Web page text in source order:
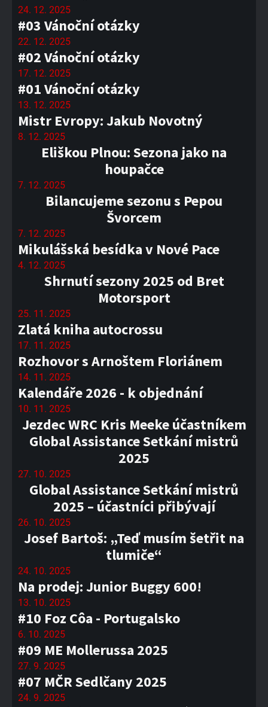
24. 12. 2025
#03 Vánoční otázky
22. 12. 2025
#02 Vánoční otázky
17. 12. 2025
#01 Vánoční otázky
13. 12. 2025
Mistr Evropy: Jakub Novotný
8. 12. 2025
Eliškou Plnou: Sezona jako na
houpačce
7. 12. 2025
Bilancujeme sezonu s Pepou
Švorcem
7. 12. 2025
Mikulášská besídka v Nové Pace
4. 12. 2025
Shrnutí sezony 2025 od Bret
Motorsport
25. 11. 2025
Zlatá kniha autocrossu
17. 11. 2025
Rozhovor s Arnoštem Floriánem
14. 11. 2025
Kalendáře 2026 - k objednání
10. 11. 2025
Jezdec WRC Kris Meeke účastníkem
Global Assistance Setkání mistrů
2025
27. 10. 2025
Global Assistance Setkání mistrů
2025 – účastníci přibývají
26. 10. 2025
Josef Bartoš: „Teď musím šetřit na
tlumiče“
24. 10. 2025
Na prodej: Junior Buggy 600!
13. 10. 2025
#10 Foz Côa - Portugalsko
6. 10. 2025
#09 ME Mollerussa 2025
27. 9. 2025
#07 MČR Sedlčany 2025
24. 9. 2025